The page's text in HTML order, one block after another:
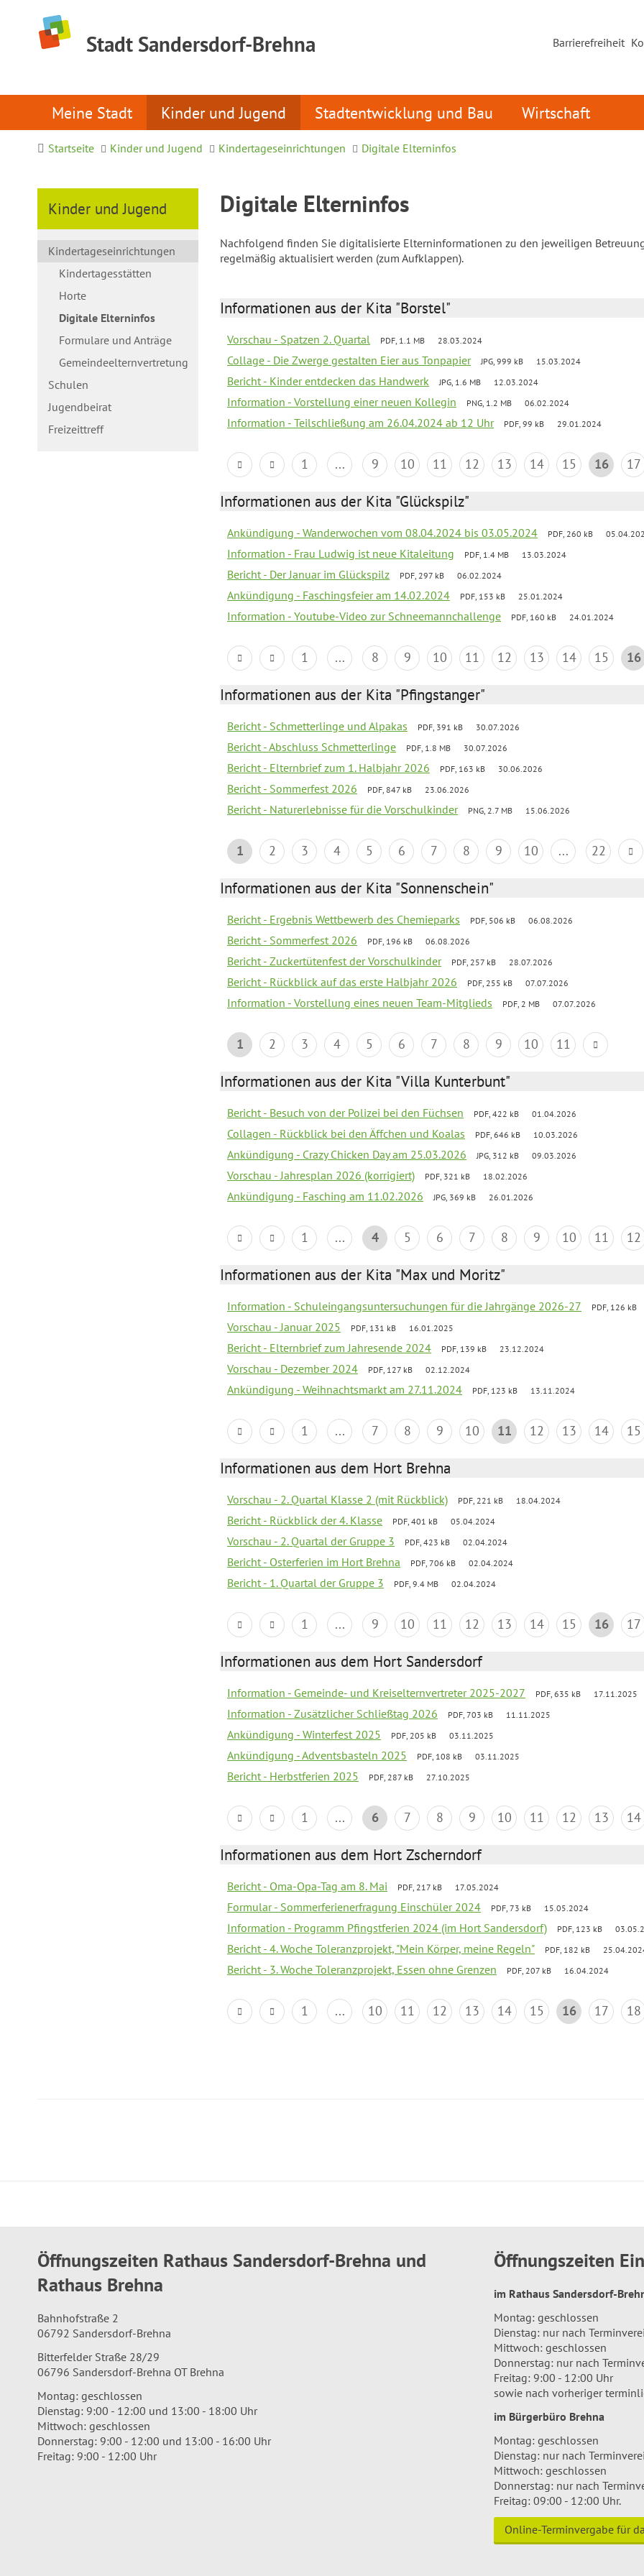
Stadt Sandersdorf-Brehna Barrierefreiheit
Meine Stadt Kinder und Jugend Stadtentwicklung und Bau Wirtschaft
Startseite Kinder und Jugend Kindertageseinrichtungen Digitale Elterninfos
Kinder und Jugend
Kindertageseinrichtungen
Kindertagesstätten
Horte
Digitale Elterninfos
Formulare und Anträge
Gemeindeelternvertretung
Schulen
Jugendbeirat
Freizeittreff
Digitale Elterninfos
Nachfolgend finden Sie digitalisierte Elterninformationen zu den jeweiligen
regelmäßig aktualisiert werden (zum Aufklappen).
Informationen aus der Kita "Borstel"
Vorschau - Spatzen 2. Quartal PDF, 1.1 MB 28.03.2024
Collage - Die Zwerge gestalten Eier aus Tonpapier JPG, 999 kB 15.03.2024
Bericht - Kinder entdecken das Handwerk JPG, 1.6 MB 12.03.2024
Information - Vorstellung einer neuen Kollegin PNG, 1.2 MB 06.02.2024
Information - Teilschließung am 26.04.2024 ab 12 Uhr PDF, 99 kB 29.01.2024
1 ... 9 10 11 12 13 14 15 16 17
Informationen aus der Kita "Glückspilz"
Ankündigung - Wanderwochen vom 08.04.2024 bis 03.05.2024 PDF, 260 kB
Information - Frau Ludwig ist neue Kitaleitung PDF, 1.4 MB 13.03.2024
Bericht - Der Januar im Glückspilz PDF, 297 kB 06.02.2024
Ankündigung - Faschingsfeier am 14.02.2024 PDF, 153 kB 25.01.2024
Information - Youtube-Video zur Schneemannchallenge PDF, 160 kB 24.01.2024
1 ... 8 9 10 11 12 13 14 15 16
Informationen aus der Kita "Pfingstanger"
Bericht - Schmetterlinge und Alpakas PDF, 391 kB 30.07.2026
Bericht - Abschluss Schmetterlinge PDF, 1.8 MB 30.07.2026
Bericht - Elternbrief zum 1. Halbjahr 2026 PDF, 163 kB 30.06.2026
Bericht - Sommerfest 2026 PDF, 847 kB 23.06.2026
Bericht - Naturerlebnisse für die Vorschulkinder PNG, 2.7 MB 15.06.2026
1 2 3 4 5 6 7 8 9 10 ... 22
Informationen aus der Kita "Sonnenschein"
Bericht - Ergebnis Wettbewerb des Chemieparks PDF, 506 kB 06.08.2026
Bericht - Sommerfest 2026 PDF, 196 kB 06.08.2026
Bericht - Zuckertütenfest der Vorschulkinder PDF, 257 kB 28.07.2026
Bericht - Rückblick auf das erste Halbjahr 2026 PDF, 255 kB 07.07.2026
Information - Vorstellung eines neuen Team-Mitglieds PDF, 2 MB 07.07.2026
1 2 3 4 5 6 7 8 9 10 11
Informationen aus der Kita "Villa Kunterbunt"
Bericht - Besuch von der Polizei bei den Füchsen PDF, 422 kB 01.04.2026
Collagen - Rückblick bei den Äffchen und Koalas PDF, 646 kB 10.03.2026
Ankündigung - Crazy Chicken Day am 25.03.2026 JPG, 312 kB 09.03.2026
Vorschau - Jahresplan 2026 (korrigiert) PDF, 321 kB 18.02.2026
Ankündigung - Fasching am 11.02.2026 JPG, 369 kB 26.01.2026
1 ... 4 5 6 7 8 9 10 11 12
Informationen aus der Kita "Max und Moritz"
Information - Schuleingangsuntersuchungen für die Jahrgänge 2026-27 PDF, 126 kB
Vorschau - Januar 2025 PDF, 131 kB 16.01.2025
Bericht - Elternbrief zum Jahresende 2024 PDF, 139 kB 23.12.2024
Vorschau - Dezember 2024 PDF, 127 kB 02.12.2024
Ankündigung - Weihnachtsmarkt am 27.11.2024 PDF, 123 kB 13.11.2024
1 ... 7 8 9 10 11 12 13 14 15
Informationen aus dem Hort Brehna
Vorschau - 2. Quartal Klasse 2 (mit Rückblick) PDF, 221 kB 18.04.2024
Bericht - Rückblick der 4. Klasse PDF, 401 kB 05.04.2024
Vorschau - 2. Quartal der Gruppe 3 PDF, 423 kB 02.04.2024
Bericht - Osterferien im Hort Brehna PDF, 706 kB 02.04.2024
Bericht - 1. Quartal der Gruppe 3 PDF, 9.4 MB 02.04.2024
1 ... 9 10 11 12 13 14 15 16 17
Informationen aus dem Hort Sandersdorf
Information - Gemeinde- und Kreiselternvertreter 2025-2027 PDF, 635 kB 17.11.2025
Information - Zusätzlicher Schließtag 2026 PDF, 703 kB 11.11.2025
Ankündigung - Winterfest 2025 PDF, 205 kB 03.11.2025
Ankündigung - Adventsbasteln 2025 PDF, 108 kB 03.11.2025
Bericht - Herbstferien 2025 PDF, 287 kB 27.10.2025
1 ... 6 7 8 9 10 11 12 13 14
Informationen aus dem Hort Zscherndorf
Bericht - Oma-Opa-Tag am 8. Mai PDF, 217 kB 17.05.2024
Formular - Sommerferienerfragung Einschüler 2024 PDF, 73 kB 15.05.2024
Information - Programm Pfingstferien 2024 (im Hort Sandersdorf) PDF, 123 kB
Bericht - 4. Woche Toleranzprojekt, "Mein Körper, meine Regeln" PDF, 182 kB
Bericht - 3. Woche Toleranzprojekt, Essen ohne Grenzen PDF, 207 kB 16.04.2024
1 ... 10 11 12 13 14 15 16 17 18
Öffnungszeiten Rathaus Sandersdorf-Brehna und
Rathaus Brehna
Bahnhofstraße 2
06792 Sandersdorf-Brehna
Bitterfelder Straße 28/29
06796 Sandersdorf-Brehna OT Brehna
Montag: geschlossen
Dienstag: 9:00 - 12:00 und 13:00 - 18:00 Uhr
Mittwoch: geschlossen
Donnerstag: 9:00 - 12:00 und 13:00 - 16:00 Uhr
Freitag: 9:00 - 12:00 Uhr
Öffnungszeiten
im Rathaus Sandersdorf-
Montag: geschlossen
Dienstag: nur nach
Mittwoch: geschlossen
Donnerstag: nur nach
Freitag: 9:00 - 12:00 Uhr
sowie nach vorheriger
im Bürgerbüro Brehna
Montag: geschlossen
Dienstag: nur nach
Mittwoch: geschlossen
Donnerstag: nur nach
Freitag: 09:00 - 12:00 Uhr.
Online-Terminvergabe für